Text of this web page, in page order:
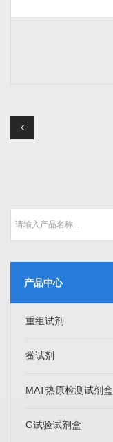
产品中心
重组试剂
鲎试剂
MAT热原检测试剂盒
G试验试剂盒